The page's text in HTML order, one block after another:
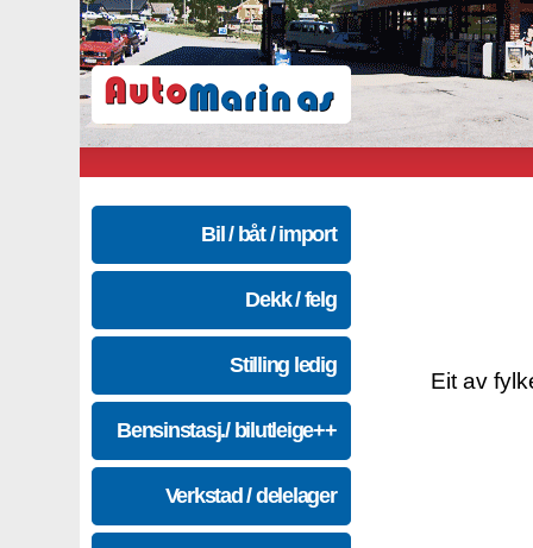
Bil / båt / import
Dekk / felg
Stilling ledig
Bensinstasj./ bilutleige++
Verkstad / delelager
Eit av